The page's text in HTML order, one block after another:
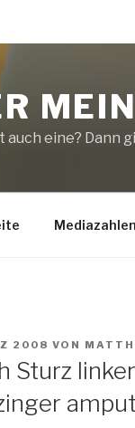
auch eine? Dann
Mediazahlen
2008 VON
Sturz